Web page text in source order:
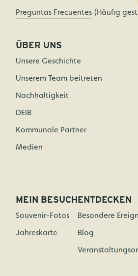
Preguntas Frecuentes (Häufig
ÜBER UNS
Unsere Geschichte
Unserem Team beitreten
Nachhaltigkeit
DEIB
Kommunale Partner
Medien
MEIN BESUCH
Souvenir-Fotos
Jahreskarte
ENTDECKEN
Besondere
Blog